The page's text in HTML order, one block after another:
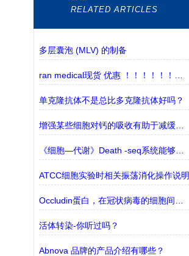
RELATED ARTICLES
多层囊泡 (MLV) 的制备
单克隆抗体不是总比多克隆抗体好吗？
增强某些细胞对钙的吸收有助于减缓与年龄有关的疾病
ATCC细胞实验时相关振荡消化操作说明
活体转染-你听过吗？
Abnova 品牌的产品介绍有哪些？